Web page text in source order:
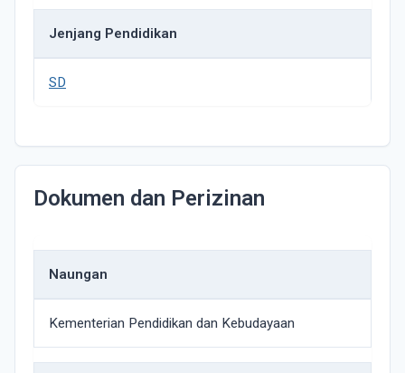
Jenjang Pendidikan
SD
Dokumen dan Perizinan
Naungan
Kementerian Pendidikan dan Kebudayaan